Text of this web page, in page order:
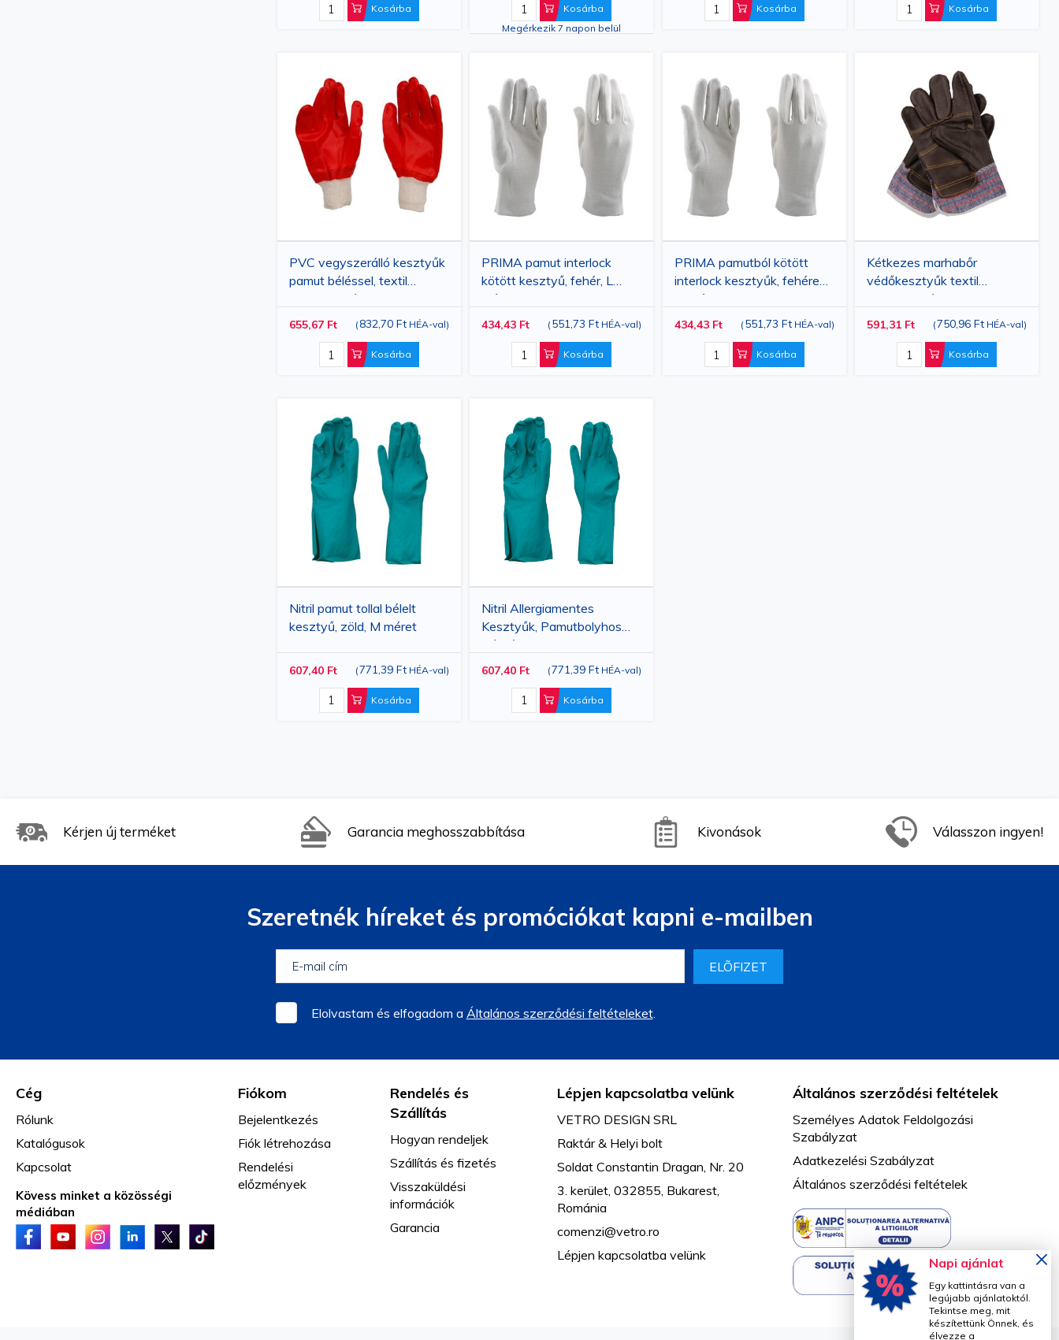
Kosárba
Kosárba
Megérkezik 7 napon belül
Kosárba Kosárba
PVC vegyszerálló kesztyűk
pamut béléssel, textil
mandzsettával, XL, 27 cm
655,67 Ft (832,70 Ft HÉA-val)
Kosárba
PRIMA pamut interlock
kötött kesztyű, fehér, L
méret
434,43 Ft ( 551,73 Ft HÉA-val)
Kosárba
PRIMA pamutból kötött
interlock kesztyűk, fehérek,
M méret
434,43 Ft ( 551,73 Ft HÉA-val)
Kosárba
Kétkezes marhabőr
védőkesztyűk textil
mandzsettával
591,31 Ft (750,96 Ft HÉA-val)
Kosárba
Nitril pamut tollal bélelt
kesztyű, zöld, M méret
607,40 Ft (771,39 Ft HÉA-val)
Kosárba
Nitril Allergiamentes
Kesztyűk, Pamutbolyhos
Béleléssel, Zöld, M/L
607,40 Ft (771,39 Ft HÉA-val)
Kosárba
Kérjen új terméket Garancia meghosszabbítása Kivonások Válasszon ingyen!
Szeretnék híreket és promóciókat kapni e-mailben
ELÕFIZET
Elolvastam és elfogadom a Általános szerződési feltételeket.
Cég
Rólunk
Katalógusok
Kapcsolat
Kövess minket a közösségi
médiában
Fiókom
Bejelentkezés
Fiók létrehozása
Rendelési
előzmények
Rendelés és
Szállítás
Hogyan rendeljek
Szállítás és fizetés
Visszaküldési
információk
Garancia
Lépjen kapcsolatba velünk
VETRO DESIGN SRL
Raktár & Helyi bolt
Soldat Constantin Dragan, Nr. 20
3. kerület, 032855, Bukarest,
Románia
comenzi@vetro.ro
Lépjen kapcsolatba velünk
Általános szerződési feltételek
Személyes Adatok Feldolgozási
Szabályzat
Adatkezelési Szabályzat
Általános szerződési feltételek
Napi ajánlat
Egy kattintásra van a
legújabb ajánlatoktól.
Tekintse meg, mit
készítettünk Önnek, és
élvezze a